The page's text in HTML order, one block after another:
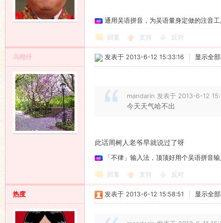
通用吴语拼音，为吴语量身定做的注音
回复 支持 反对
乌程仔 发表于 2013-6-12 15:33:16 显示全
mandarin 发表于 2013-6-12
今天天气哈不出
此话周树人老爷早就说过了呀
「不律」输入法，顶顶好用个吴语拼音
回复 支持 反对
热度 发表于 2013-6-12 15:58:51 显示全